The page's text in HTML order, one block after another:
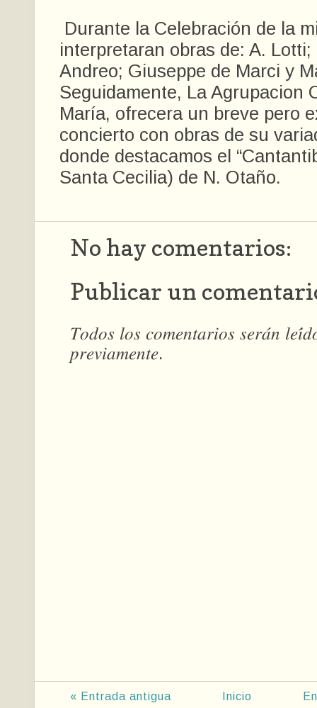
Durante la Celebración de la
interpretaran obras de: A.
Andreo; Giuseppe de Marci y
Seguidamente, La Agrupacion
María, ofrecera un breve pero
concierto con obras de su
donde destacamos el
Santa Cecilia) de N. Otaño.
No hay comentarios:
Publicar un
𝑇𝑜𝑑𝑜𝑠 𝑙𝑜𝑠 𝑐𝑜𝑚𝑒𝑛𝑡𝑎𝑟𝑖𝑜𝑠 𝑠𝑒𝑟𝑎́𝑛
𝑝𝑟𝑒𝑣𝑖𝑎𝑚𝑒𝑛𝑡𝑒.
« Entrada antigua Inicio